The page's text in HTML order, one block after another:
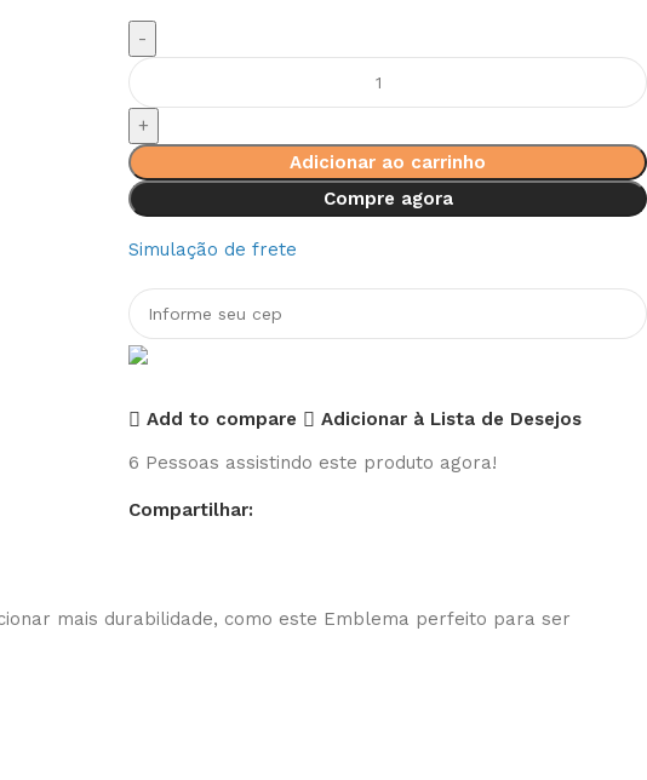
Adicionar ao carrinho
Compre agora
Simulação de frete
Add to compare
Adicionar à Lista de Desejos
6 Pessoas assistindo este produto agora!
Compartilhar:
mais durabilidade, como este Emblema perfeito para ser